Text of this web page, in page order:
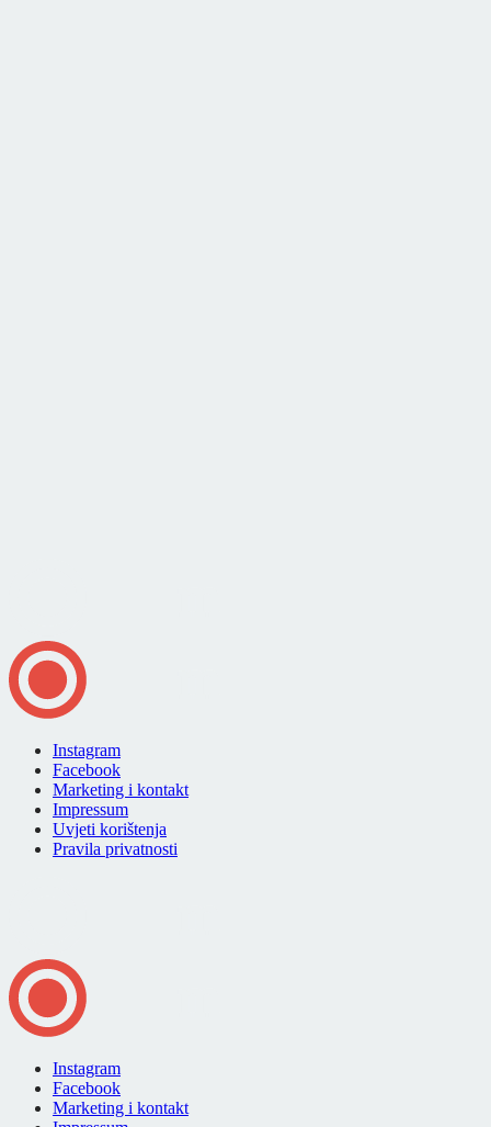
Instagram
Facebook
Marketing i kontakt
Impressum
Uvjeti korištenja
Pravila privatnosti
Instagram
Facebook
Marketing i kontakt